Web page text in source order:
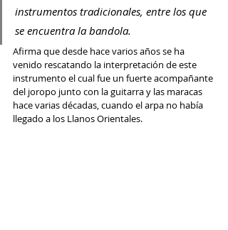
instrumentos tradicionales, entre los que
se encuentra la bandola.
Afirma que desde hace varios años se ha
venido rescatando la interpretación de este
instrumento el cual fue un fuerte acompañante
del joropo junto con la guitarra y las maracas
hace varias décadas, cuando el arpa no había
llegado a los Llanos Orientales.